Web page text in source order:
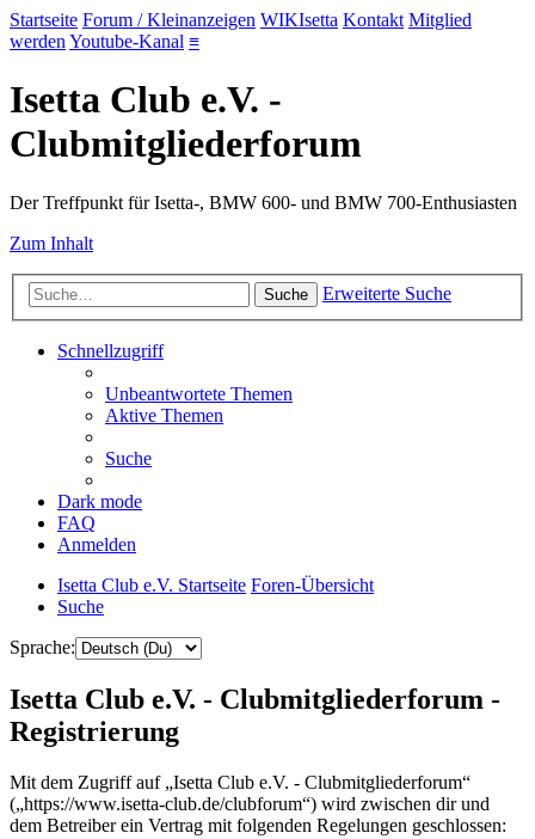
Startseite Forum / Kleinanzeigen WIKIsetta Kontakt Mitglied
werden Youtube-Kanal ≡
Isetta Club e.V. -
Clubmitgliederforum
Der Treffpunkt für Isetta-, BMW 600- und BMW 700-Enthusiasten
Zum Inhalt
Suche Erweiterte Suche
Schnellzugriff
Unbeantwortete Themen
Aktive Themen
Suche
Dark mode
FAQ
Anmelden
Isetta Club e.V. Startseite Foren-Übersicht
Suche
Sprache:
Isetta Club e.V. - Clubmitgliederforum -
Registrierung
Mit dem Zugriff auf „Isetta Club e.V. - Clubmitgliederforum“
(„https://www.isetta-club.de/clubforum“) wird zwischen dir und
dem Betreiber ein Vertrag mit folgenden Regelungen geschlossen: